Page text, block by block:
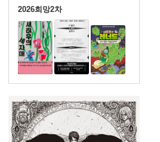
2026희망2차